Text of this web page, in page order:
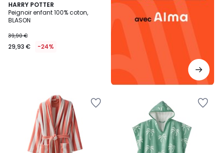
HARRY POTTER
Peignoir enfant 100% coton,
BLASON
39,90 €
29,93 € -24%